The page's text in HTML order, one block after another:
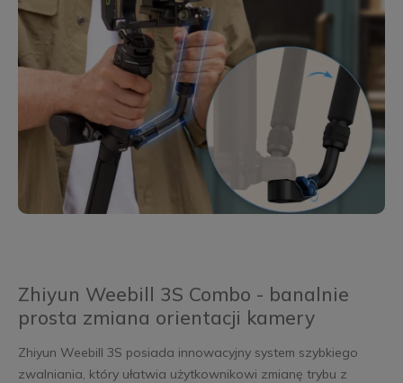
Zhiyun Weebill 3S Combo - banalnie
prosta zmiana orientacji kamery
Zhiyun Weebill 3S posiada innowacyjny system szybkiego
zwalniania, który ułatwia użytkownikowi zmianę trybu z